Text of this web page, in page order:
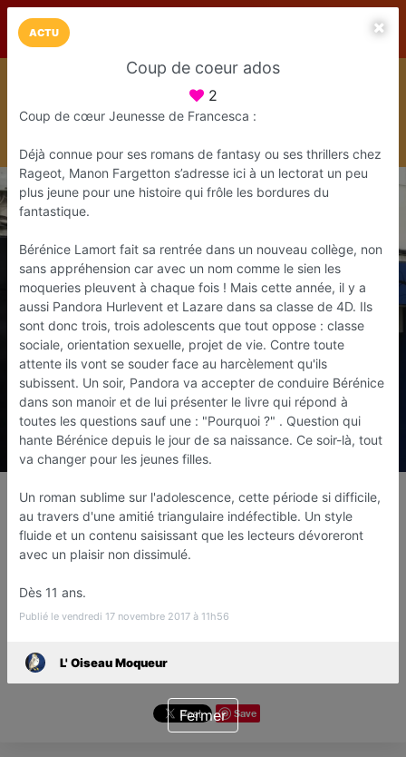
LaCarte Play Store
Installez l'App LaCarte
Téléchargez gratuitement l'app LaCarte pour suivre vos
commerces favoris et ne rien rater !
L' Oiseau Moqueur
Librairie
Sucy En Brie
Favori
Save
ACTU
Coup de coeur ados
2
Coup de cœur Jeunesse de Francesca :
Déjà connue pour ses romans de fantasy ou ses thrillers chez
Rageot, Manon Fargetton s’adresse ici à un lectorat un peu
plus jeune pour une histoire qui frôle les bordures du
fantastique.
Bérénice Lamort fait sa rentrée dans un nouveau collège, non
sans appréhension car avec un nom comme le sien les
moqueries pleuvent à chaque fois ! Mais cette année, il y a
aussi Pandora Hurlevent et Lazare dans sa classe de 4D. Ils
sont donc trois, trois adolescents que tout oppose : classe
sociale, orientation sexuelle, projet de vie. Contre toute
attente ils vont se souder face au harcèlement qu'ils
subissent. Un soir, Pandora va accepter de conduire Bérénice
dans son manoir et de lui présenter le livre qui répond à
toutes les questions sauf une : "Pourquoi ?" . Question qui
hante Bérénice depuis le jour de sa naissance. Ce soir-là, tout
va changer pour les jeunes filles.
Un roman sublime sur l'adolescence, cette période si difficile,
au travers d'une amitié triangulaire indéfectible. Un style
fluide et un contenu saisissant que les lecteurs dévoreront
avec un plaisir non dissimulé.
Dès 11 ans.
Publié le vendredi 17 novembre 2017 à 11h56
L' Oiseau Moqueur
Fermer